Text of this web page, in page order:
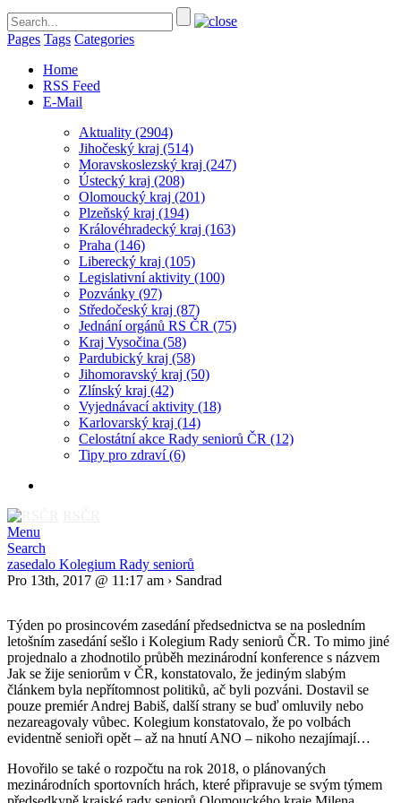
Pages Tags Categories
Home
RSS Feed
E-Mail
Aktuality (2904)
Jihočeský kraj (514)
Moravskoslezský kraj (247)
Ústecký kraj (208)
Olomoucký kraj (201)
Plzeňský kraj (194)
Královéhradecký kraj (163)
Praha (146)
Liberecký kraj (105)
Legislativní aktivity (100)
Pozvánky (97)
Středočeský kraj (87)
Jednání orgánů RS ČR (75)
Kraj Vysočina (58)
Pardubický kraj (58)
Jihomoravský kraj (50)
Zlínský kraj (42)
Vyjednávací aktivity (18)
Karlovarský kraj (14)
Celostátní akce Rady seniorů ČR (12)
Tipy pro zdraví(6)
Menu
Search
zasedalo Kolegium Rady seniorů
Pro 13th, 2017 @ 11:17 am › Sandrad
Týden po prosincovém zasedání předsednictva se na posledním
letošním zasedání sešlo i Kolegium Rady seniorů ČR. To mimo jiné
projednalo a zhodnotilo průběh mezinárodní konference s názvem
Jak se žije seniorům v ČR, konstatovalo, že jediným slabým
článkem byla nepřítomnost politiků, ač byli pozváni. Dostavil se
pouze premiér Andrej Babiš, další strany se buď omluvily nebo
nezareagovaly vůbec. Kolegium konstatovalo, že po volbách
evidentně senioři opět – až na hnutí ANO – nikoho nezajímají…
Hovořilo se také o rozpočtu na rok 2018, o plánovaných
mezinárodních sportovních hrách, které připravuje se svým týmem